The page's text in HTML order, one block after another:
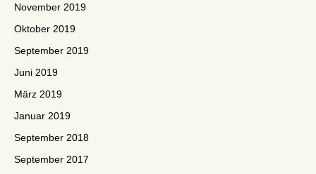
November 2019
Oktober 2019
September 2019
Juni 2019
März 2019
Januar 2019
September 2018
September 2017